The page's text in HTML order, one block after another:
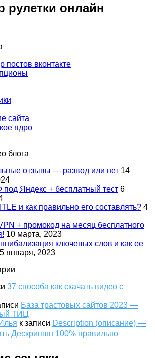
рулетки онлайн
постов вконтакте
сайта
ядро
блога
отзывы — развод или нет 14
под Яндекс + бесплатный тест 6
и как правильно его составлять? 4
+ промокод на месяц бесплатного
10 марта, 2023
ключевых слов и как ее
января, 2023
37 способа как скачать видео с
База трастовых сайтов 2023 —
ТИЦ
к записи Description (описание) —
Дескрипшн 100% правильно